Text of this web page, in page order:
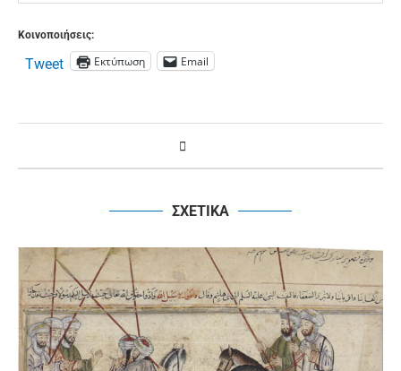
Κοινοποιήσεις:
Tweet Εκτύπωση Email
ΣΧΕΤΙΚΑ